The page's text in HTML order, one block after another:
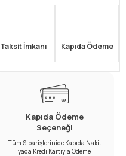
Taksit İmkanı Kapıda Ödeme
Kapıda Ödeme
Seçeneği
Tüm Siparişlerinide Kapıda Nakit
yada Kredi Kartıyla Ödeme